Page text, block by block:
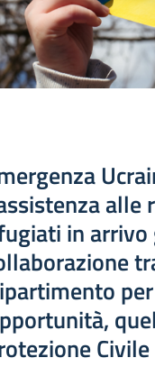
alle
in arrivo
Civile